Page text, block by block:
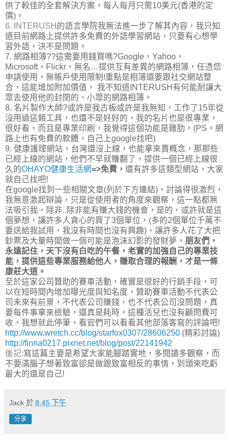
供了較佳的全套解決方案，每人每月只需10美元(香港的定
價)。
6. INTERUSH 的語言學院我無法進一步了解其內容，我只知
道目前網路上提供許多免費的外語學習網站，只要有心想學
習外語，決不是問題。
7. 網路相簿??這需要用錢買嗎?Google，Yahoo，
Microsoft，Flickr，無名…提供互有差異的網路相簿，任憑您
申請使用，無帳戶使用限制!重點是相簿還要跟社交網站整
合，這能增加附加價值， 我不知道INTERUSH有何能耐讓大
眾去使用他的封閉的、小眾的網路相簿。
8. 名片製作大師?或許是我古板或許是我無知，工作了15年從
沒用過這類工具，也還不是好好的，我的名片也是很專業，
很好看，而且是專業印刷，我覺得這個功能是雞肋。(PS。網
路上也有免費的軟體，自己上google找吧)
9. 健康護理網站，台灣還沒上線，也能拿來賣概念，那那些
已經上線的網站，他們不早就賺翻了，提供一個已經上線很
久的OHAYO健康生活網=>免費， 還有許多這類型網站，大家
就自己找吧!
在google找到一些相關文章(列於下方連結)，討論得很激烈，
我無意激起辯論，只是從使用者的角度來觀察，這一點都無
法吸引我，除非..除非能有賺大錢的機會，是的，或許就是這
個夢想，讓許多人貪心的買了3個單位，(多的2個單位千萬不
要送給我試用，我沒有時間也沒有興趣)，讓許多人花了大把
鈔票及大量時間做一個可能是泡沫幻影的發財夢， 朋友們，
永遠記住，天下沒有白吃的午餐，老實的加強自己的專業技
能，提供這些專業服務給他人，賺取合理的報酬，才是一條
康莊大道。
至於這家公司贊助的賽車活動，確實是很好的行銷手段，可
以在短時間內增加曝光度與知名度，贊助賽車活動不代表公
司未來有前景，不代表公司賺錢，也不代表公司沒問題，真
要每件事拿來檢驗，還真是耗時，這種活兒也沒有顧問費可
收，我想就此停筆，看官們可以看看其他部落客寫的評論吧!
http://www.wretch.cc/blog/starfox0307/28606250 (精彩討論)
http://finna0217.pixnet.net/blog/post/22141942
後記:寫這篇主要是希望大家能腳踏實地，多閱讀多觀察，而
不要滿腦子想著致富卻是做跟致富相反的事情，到頭來吃虧
最大的還是自己!
Jack 於 8:45 下午
分享